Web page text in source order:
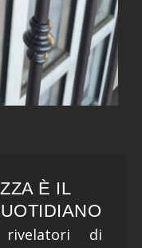
È IL
rivelatori di